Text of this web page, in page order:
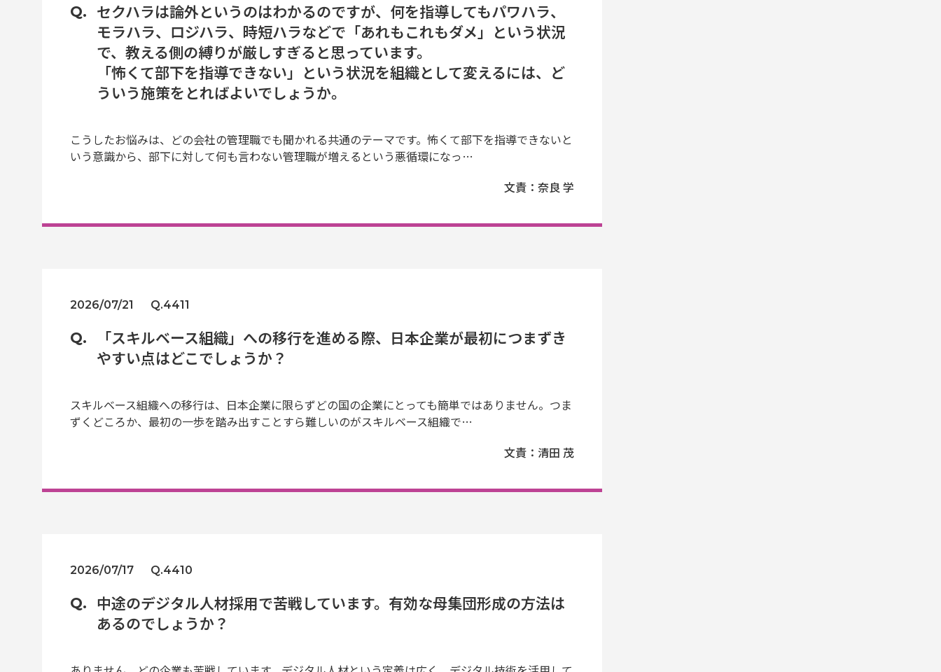
セクハラは論外というのはわかるのですが、何を指導してもパワハラ、
モラハラ、ロジハラ、時短ハラなどで「あれもこれもダメ」という状況
で、教える側の縛りが厳しすぎると思っています。
「怖くて部下を指導できない」という状況を組織として変えるには、ど
ういう施策をとればよいでしょうか。
こうしたお悩みは、どの会社の管理職でも聞かれる共通のテーマです。怖くて部下を指導できないと
いう意識から、部下に対して何も言わない管理職が増えるという悪循環になっ…
文責：奈良 学
2026/07/21 Q.4411
「スキルベース組織」への移行を進める際、日本企業が最初につまずき
やすい点はどこでしょうか？
スキルベース組織への移行は、日本企業に限らずどの国の企業にとっても簡単ではありません。つま
ずくどころか、最初の一歩を踏み出すことすら難しいのがスキルベース組織で…
文責：清田 茂
2026/07/17 Q.4410
中途のデジタル人材採用で苦戦しています。有効な母集団形成の方法は
あるのでしょうか？